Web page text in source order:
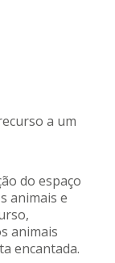
a um
do espaço
animais e
animais
encantada.